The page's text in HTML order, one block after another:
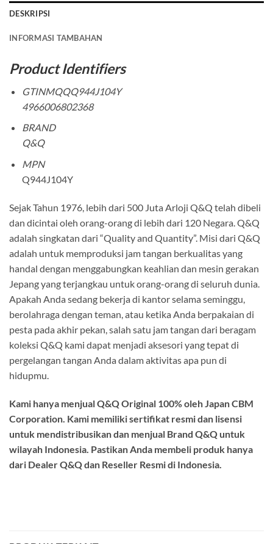
DESKRIPSI
INFORMASI TAMBAHAN
Product Identifiers
GTINMQQQ944J104Y
4966006802368
BRAND
Q&Q
MPN
Q944J104Y
Sejak Tahun 1976, lebih dari 500 Juta Arloji Q&Q telah dibeli
dan dicintai oleh orang-orang di lebih dari 120 Negara. Q&Q
adalah singkatan dari “Quality and Quantity”. Misi dari Q&Q
adalah untuk memproduksi jam tangan berkualitas yang
handal dengan menggabungkan keahlian dan mesin gerakan
Jepang yang terjangkau untuk orang-orang di seluruh dunia.
Apakah Anda sedang bekerja di kantor selama seminggu,
berolahraga dengan teman, atau ketika Anda berpakaian di
pesta pada akhir pekan, salah satu jam tangan dari beragam
koleksi Q&Q kami dapat menjadi aksesori yang tepat di
pergelangan tangan Anda dalam aktivitas apa pun di
hidupmu.
Kami hanya menjual Q&Q Original 100% oleh Japan CBM
Corporation. Kami memiliki sertifikat resmi dan lisensi
untuk mendistribusikan dan menjual Brand Q&Q untuk
wilayah Indonesia. Pastikan Anda membeli produk hanya
dari Dealer Q&Q dan Reseller Resmi di Indonesia.